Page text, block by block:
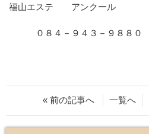
福山エステ アンクール
０８４－９４３－９８８０
« 前の記事へ 一覧へ